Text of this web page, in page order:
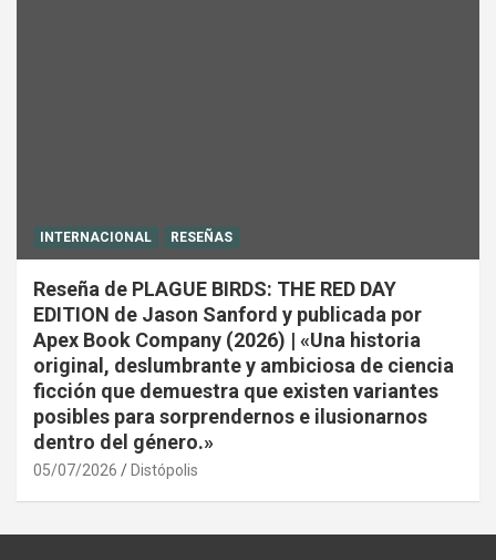
INTERNACIONAL RESEÑAS
Reseña de PLAGUE BIRDS: THE RED DAY
EDITION de Jason Sanford y publicada por
Apex Book Company (2026) | «Una historia
original, deslumbrante y ambiciosa de ciencia
ficción que demuestra que existen variantes
posibles para sorprendernos e ilusionarnos
dentro del género.»
05/07/2026 Distópolis